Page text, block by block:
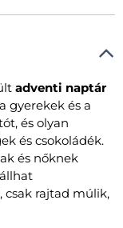
adventi naptár
gyerekek és a
és olyan
és csokoládék.
és nőknek
csak rajtad múlik,